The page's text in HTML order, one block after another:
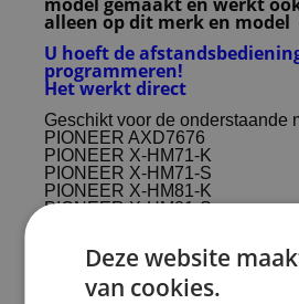
alleen op dit merk en model
U hoeft de
programmeren!
Het werkt direct
Geschikt voor de onderstaande
PIONEER AXD7676
PIONEER X-HM71-K
PIONEER X-HM71-S
PIONEER X-HM81-K
PIONEER X-HM81-S
lal.qxx65
Deze website
van cookies.